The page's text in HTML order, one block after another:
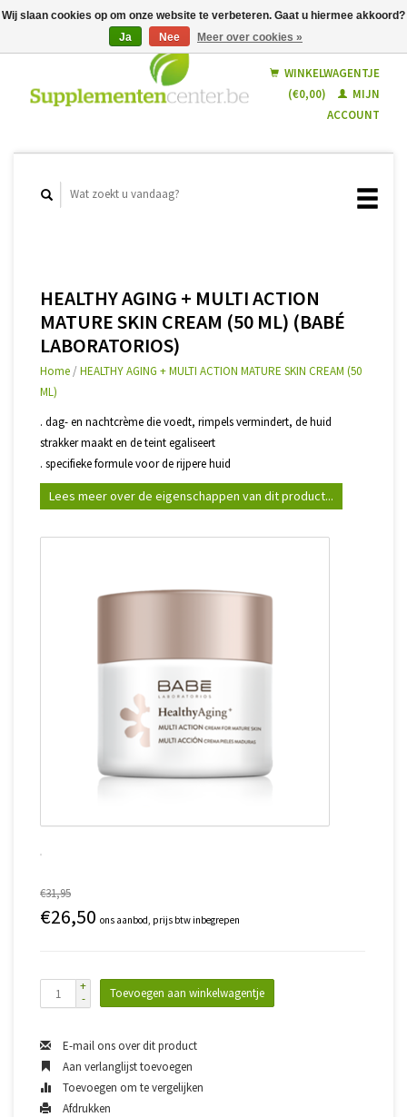
Nederlands
WINKELWAGENTJE
(€0,00)
MIJN
ACCOUNT
HEALTHY AGING + MULTI ACTION
MATURE SKIN CREAM (50 ML) (BABÉ
LABORATORIOS)
Home /HEALTHY AGING + MULTI ACTION MATURE SKIN CREAM (50
ML)
. dag- en nachtcrème die voedt, rimpels vermindert, de huid
strakker maakt en de teint egaliseert
. specifieke formule voor de rijpere huid
Lees meer over de eigenschappen van dit product...
€31,95
€26,50 ons aanbod, prijs btw inbegrepen
+
-
Toevoegen aan winkelwagentje
E-mail ons over dit product
Aan verlanglijst toevoegen
Toevoegen om te vergelijken
Afdrukken
Wij slaan cookies op om onze website te verbeteren. Gaat u hiermee akkoord?
Ja
Nee Meer over cookies »